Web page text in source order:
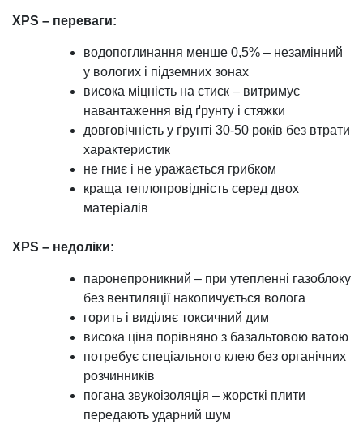
XPS – переваги:
водопоглинання менше 0,5% – незамінний
у вологих і підземних зонах
висока міцність на стиск – витримує
навантаження від ґрунту і стяжки
довговічність у ґрунті 30-50 років без втрати
характеристик
не гниє і не уражається грибком
краща теплопровідність серед двох
матеріалів
XPS – недоліки:
паронепроникний – при утепленні газоблоку
без вентиляції накопичується волога
горить і виділяє токсичний дим
висока ціна порівняно з базальтовою ватою
потребує спеціального клею без органічних
розчинників
погана звукоізоляція – жорсткі плити
передають ударний шум